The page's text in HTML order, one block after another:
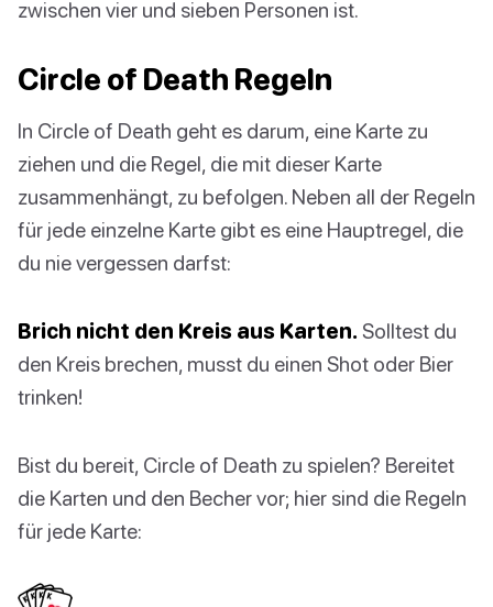
zwischen vier und sieben Personen ist.
Circle of Death Regeln
In Circle of Death geht es darum, eine Karte zu
ziehen und die Regel, die mit dieser Karte
zusammenhängt, zu befolgen. Neben all der Regeln
für jede einzelne Karte gibt es eine Hauptregel, die
du nie vergessen darfst:
Brich nicht den Kreis aus Karten. Solltest du
den Kreis brechen, musst du einen Shot oder Bier
trinken!
Bist du bereit, Circle of Death zu spielen? Bereitet
die Karten und den Becher vor; hier sind die Regeln
für jede Karte: